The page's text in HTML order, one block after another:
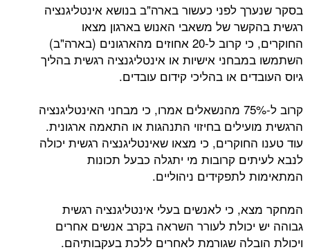
בסקר שנערך לפני כעשור בארה"ב בנושא אינטליגנציה
רגשית בהקשר של משאבי האנוש בארגון מצאו
החוקרים, כי קרוב ל-20 אחוזים מהארגונים (בארה"ב)
השתמשו במבחני אישיות או אינטליגנציה רגשית בהליך
גיוס העובדים או בהליכי קידום עובדים.
קרוב ל-75% מהנשאלים אמרו, כי מבחני האינטליגנציה
הרגשית מועילים בחיזוי התנהגות או התאמה ארגונית.
עוד טענו החוקרים, כי מצאו שאינטליגנציה רגשית יכולה
לנבא לעיתים קרובות מי יתגלה כבעל תכונות
המתאימות לתפקידים ניהוליים.
המחקר מצא, כי לאנשים בעלי אינטליגנציה רגשית
גבוהה יש יכולת לעורר השראה בקרב אנשים אחרים
ויכולת הובלה שגורמת לאחרים ללכת בעקבותיהם.